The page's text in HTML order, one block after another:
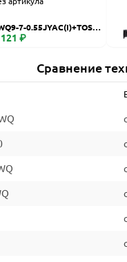
7-0.55JYAC(I)+TOS-5
₽
Сравнение